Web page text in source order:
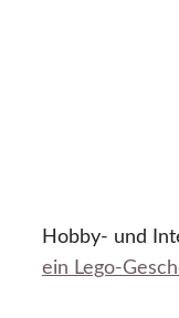
Hobby- und
ein Lego-